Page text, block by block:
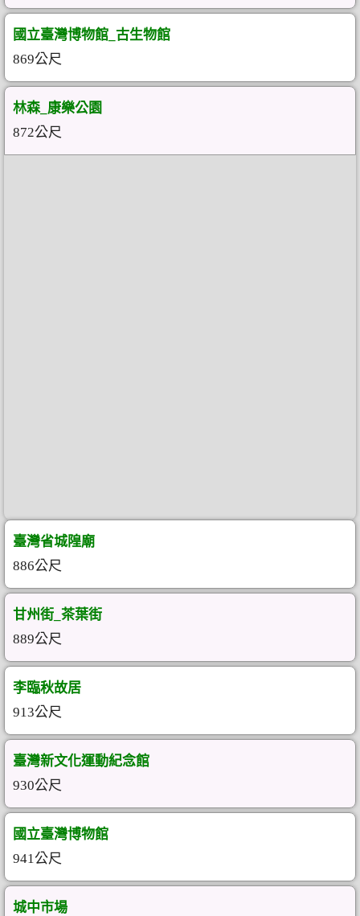
國立臺灣博物館_古生物館
869公尺
林森_康樂公園
872公尺
臺灣省城隍廟
886公尺
甘州街_茶葉街
889公尺
李臨秋故居
913公尺
臺灣新文化運動紀念館
930公尺
國立臺灣博物館
941公尺
城中市場